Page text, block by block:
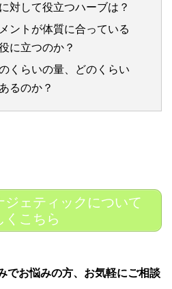
対して役立つハーブは？
ントが体質に合っている
に立つのか？
くらいの量、どのくらい
るのか？
ェティックについて
くこちら
でお悩みの方、お気軽にご相談